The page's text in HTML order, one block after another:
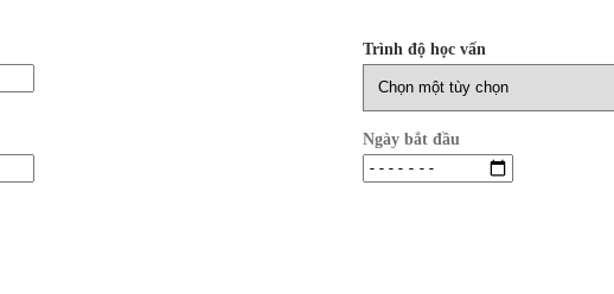
Trình độ học vấn
Ngày bắt đầu